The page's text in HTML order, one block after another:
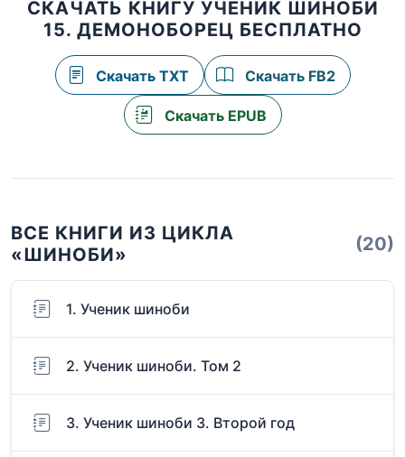
СКАЧАТЬ КНИГУ УЧЕНИК ШИНОБИ
15. ДЕМОНОБОРЕЦ БЕСПЛАТНО
Скачать TXT Скачать FB2
Скачать EPUB
ВСЕ КНИГИ ИЗ ЦИКЛА
«ШИНОБИ»
(20)
1. Ученик шиноби
2. Ученик шиноби. Том 2
3. Ученик шиноби 3. Второй год